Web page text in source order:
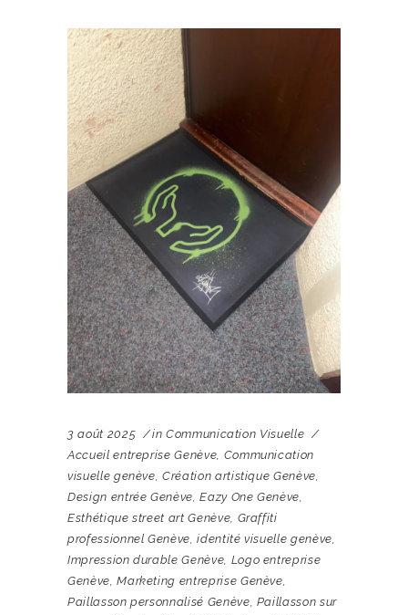
3 août 2025 in Communication Visuelle
Accueil entreprise Genève, Communication
visuelle genève,Création artistique Genève,
Design entrée Genève,Eazy One Genève,
Esthétique street art Genève, Graffiti
professionnel Genève,identité visuelle genève,
Impression durable Genève, Logo entreprise
Genève,Marketing entreprise Genève,
Paillasson personnalisé Genève, Paillasson sur